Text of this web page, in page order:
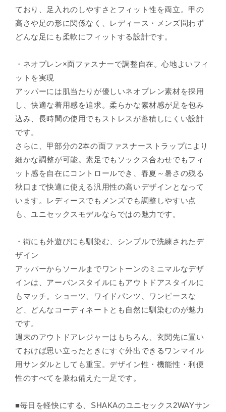
ており、足入れのしやすさとフィット性を両立。甲の
高さや足の形に関係なく、レディース・メンズ問わず
どんな足にも柔軟にフィットする設計です。
・ネオプレン×面ファスナーで調整自在。心地よいフィ
ットを実現
アッパーには肌当たりが優しいネオプレン素材を採用
し、快適な着用感を追求。柔らかな素材感が足を包み
込み、長時間の使用でもストレスが蓄積しにくい設計
です。
さらに、甲部分の2本の面ファスナーストラップにより
細かな調整が可能。素足でもソックス合わせでもフィ
ット感を自在にコントロールでき、春夏～暑さの残る
秋口まで快適に使える汎用性の高いデザインとなって
います。レディースでもメンズでも調整しやすい点
も、ユニセックスモデルならではの魅力です。
・街にも外遊びにも馴染む、シンプルで洗練されたデ
ザイン
アッパーからソールまでワントーンのミニマルなデザ
インは、アーバンスタイルにもアウトドアスタイルに
もマッチ。ショーツ、ワイドパンツ、ワンピースな
ど、どんなコーディネートとも自然に馴染むのが魅力
です。
週末のアウトドアレジャーはもちろん、玄関先に置い
ておけば思い立ったときにすぐ外出できるワンマイル
用サンダルとしても重宝。デザイン性・機能性・利便
性のすべてを兼ね備えた一足です。
■毎日を軽快にする、SHAKAのユニセックス2WAYサン